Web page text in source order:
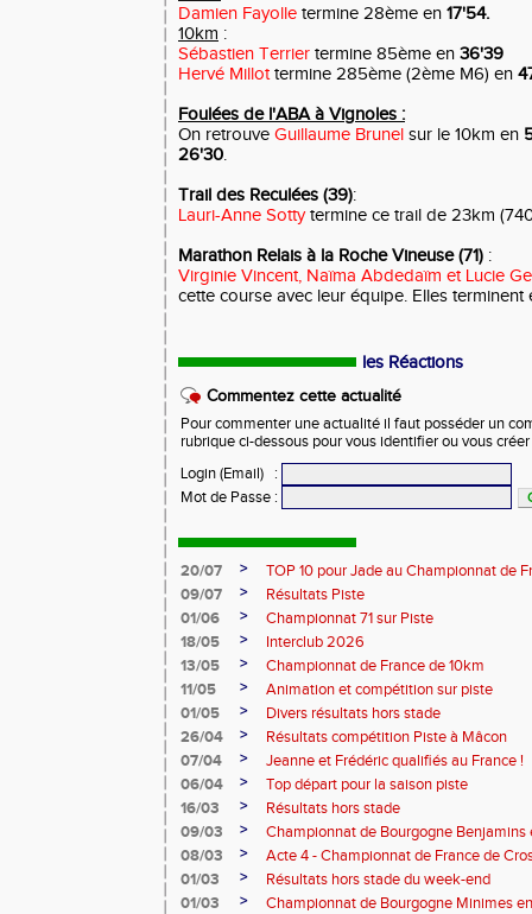
Damien Fayolle termine 28ème en 17'54.
10km :
Sébastien Terrier termine 85ème en 36'39
Hervé Millottermine 285ème (2ème M6) en
Foulées de l'ABA à Vignoles :
On retrouve Guillaume Brunel sur le 10km en
26'30.
Trail des Reculées (39):
Lauri-Anne Sottytermine ce trail de 23km
Marathon Relais à la Roche Vineuse (71) :
Virginie Vincent, Naïma Abdedaïm et Lucie
cette course avec leur équipe. Elles terminent
les Réactions
Commentez cette actualité
Pour commenter une actualité il faut posséder un
rubrique ci-dessous pour vous identifier ou vous
Login (Email)
:
Mot de Passe :
20/07 >
TOP 10 pour Jade au Championnat de
09/07
>
Résultats Piste
01/06
>
Championnat 71 sur Piste
18/05
>
Interclub 2026
13/05
>
Championnat de France de 10km
11/05
>
Animation et compétition sur piste
01/05
>
Divers résultats hors stade
26/04
>
Résultats compétition Piste à Mâcon
07/04
>
Jeanne et Frédéric qualifiés au France !
06/04
>
Top départ pour la saison piste
16/03
>
Résultats hors stade
09/03
>
Championnat de Bourgogne Benjamins
08/03
>
Acte 4 - Championnat de France de
01/03
>
Résultats hors stade du week-end
01/03
>
Championnat de Bourgogne Minimes